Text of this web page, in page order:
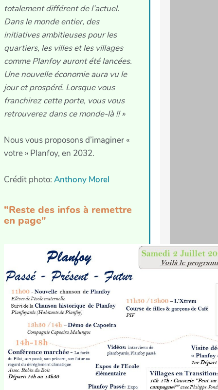
totalement différent de l’actuel.
Dans le monde entier, des
initiatives ambitieuses pour les
quartiers, les villes et les villages
comme Planfoy auront été lancées.
Une nouvelle économie aura vu le
jour et prospéré. Lorsque vous
franchirez cette porte, vous vous
retrouverez dans ce monde-là !! »
Nous vous proposons d’imaginer «
votre » Planfoy, en 2032.
Crédit photo: Anthony Morel
"Reste des infos à remettre
en page"